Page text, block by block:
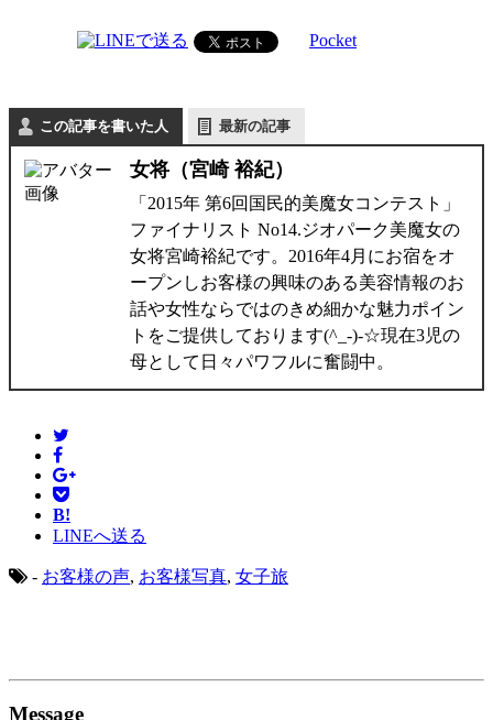
Pocket
この記事を書いた人 最新の記事
女将（宮崎 裕紀）
「2015年 第6回国民的美魔女コンテスト」
ファイナリスト No14.ジオパーク美魔女の
女将宮崎裕紀です。2016年4月にお宿をオ
ープンしお客様の興味のある美容情報のお
話や女性ならではのきめ細かな魅力ポイン
トをご提供しております(^_-)-☆現在3児の
母として日々パワフルに奮闘中。
B!
LINEへ送る
- お客様の声, お客様写真, 女子旅
Message